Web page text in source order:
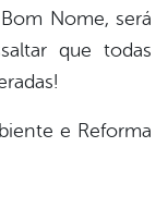
Nome, será
que todas
e Reforma